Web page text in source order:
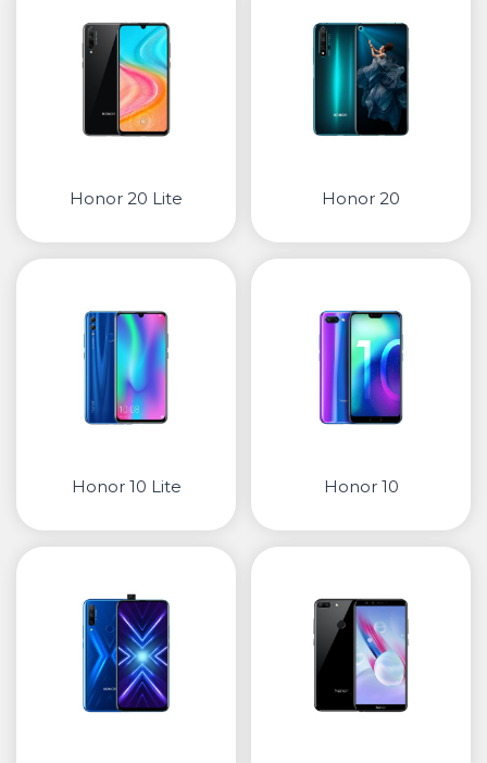
Honor 20 Lite Honor 20
Honor 10 Lite Honor 10